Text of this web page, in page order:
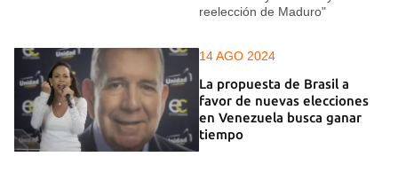
reelección de Maduro"
14 AGO 2024
La propuesta de Brasil a
favor de nuevas elecciones
en Venezuela busca ganar
tiempo